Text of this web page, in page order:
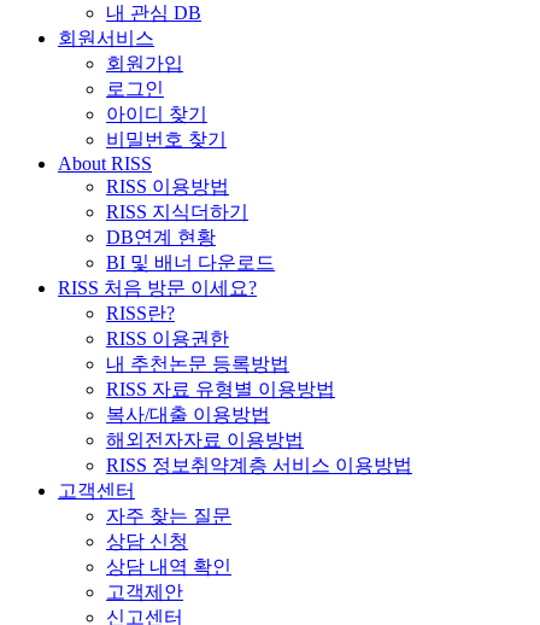
내 관심 DB
회원서비스
회원가입
로그인
아이디 찾기
비밀번호 찾기
About RISS
RISS 이용방법
RISS 지식더하기
DB연계 현황
BI 및 배너 다운로드
RISS 처음 방문 이세요?
RISS란?
RISS 이용권한
내 추천논문 등록방법
RISS 자료 유형별 이용방법
복사/대출 이용방법
해외전자자료 이용방법
RISS 정보취약계층 서비스 이용방법
고객센터
자주 찾는 질문
상담 신청
상담 내역 확인
고객제안
신고센터